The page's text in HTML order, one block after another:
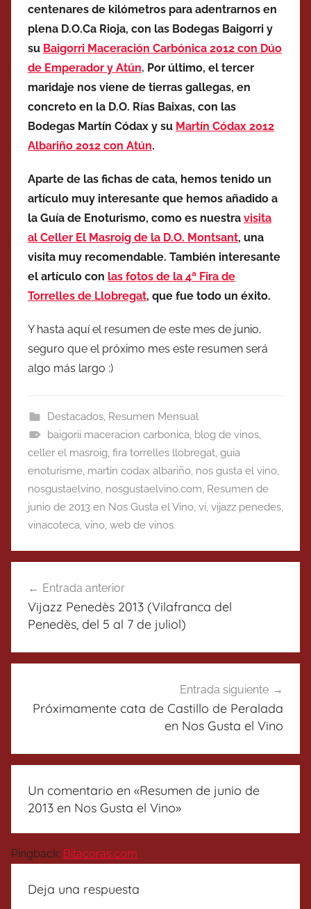
centenares de kilómetros para adentrarnos en
plena D.O.Ca Rioja, con las Bodegas Baigorri y
su Baigorri Maceración Carbónica 2012 con Dúo
de Emperador y Atún. Por último, el tercer
maridaje nos viene de tierras gallegas, en
concreto en la D.O. Rías Baixas, con las
Bodegas Martín Códax y su Martín Códax 2012
Albariño 2012 con Atún.
Aparte de las fichas de cata, hemos tenido un
artículo muy interesante que hemos añadido a
la Guía de Enoturismo, como es nuestra visita
al Celler El Masroig de la D.O. Montsant, una
visita muy recomendable. También interesante
el artículo con las fotos de la 4ª Fira de
Torrelles de Llobregat, que fue todo un éxito.
Y hasta aquí el resumen de este mes de junio,
seguro que el próximo mes este resumen será
algo más largo :)
Destacados, Resumen Mensual
baigorii maceracion carbonica, blog de vinos,
celler el masroig, fira torrelles llobregat, guia
enoturisme, martin codax albariño, nos gusta el vino,
nosgustaelvino, nosgustaelvino.com, Resumen de
junio de 2013 en Nos Gusta el Vino, vi, vijazz penedes,
vinacoteca, vino, web de vinos.
de
entradas
Entrada anterior
Vijazz Penedès 2013 (Vilafranca del
Penedès, del 5 al 7 de juliol)
Entrada siguiente
Próximamente cata de Castillo de Peralada
en Nos Gusta el Vino
Un comentario en «Resumen de junio de
2013 en Nos Gusta el Vino»
Pingback: Bitacoras.com
Deja una respuesta